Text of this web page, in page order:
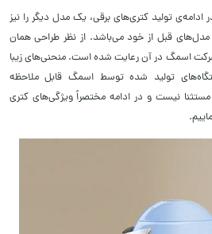
تولید کتری‌های برقی، یک مدل دیگر را نیز
مدل‌های قبل از خود می‌باشد. از نظر طراحی همان
اسمگ در آن رعایت شده است. منحنی‌های زیبا
تولید شده توسط اسمگ قابل ملاحظه
نیست و در ادامه مختصراً ویژگی‌های کتری